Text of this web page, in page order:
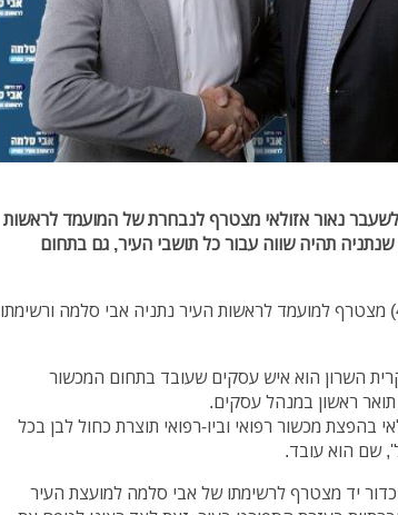
נאור אזולאי מצטרף לנבחרת של המועמד לראשות
תהיה שווה עבור כל תושבי העיר, גם בתחום
איש העסקים, נאור אזולאי (47) מצטרף למועמד לראשות העיר נתניה אבי סלמה ורשימתו
שכונת קרית השרון הוא איש עסקים שעובד בתחום המכשור
ראשון במנהל עסקים.
בהפצת מכשור רפואי וביו-רפואי תוצרת כחול לבן בכל
שם הוא עובד.
יד מצטרף לרשימתו של אבי סלמה למועצת העיר